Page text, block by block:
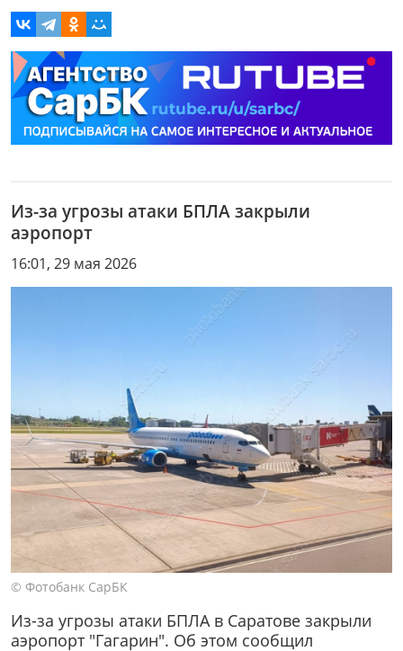
Из-за угрозы атаки БПЛА закрыли
аэропорт
16:01, 29 мая 2026
© Фотобанк СарБК
Из-за угрозы атаки БПЛА в Саратове закрыли
аэропорт "Гагарин". Об этом сообщил